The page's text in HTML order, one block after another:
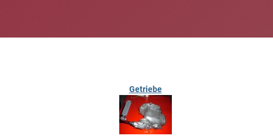
Getriebe